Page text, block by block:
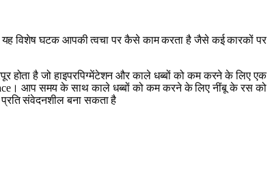
यह विशेष घटक आपकी त्वचा पर कैसे काम करता है जैसे कई कारकों पर
है जो हाइपरपिग्मेंटेशन और काले धब्बों को कम करने के लिए एक
आप समय के साथ काले धब्बों को कम करने के लिए नींबू के रस को
संवेदनशील बना सकता है